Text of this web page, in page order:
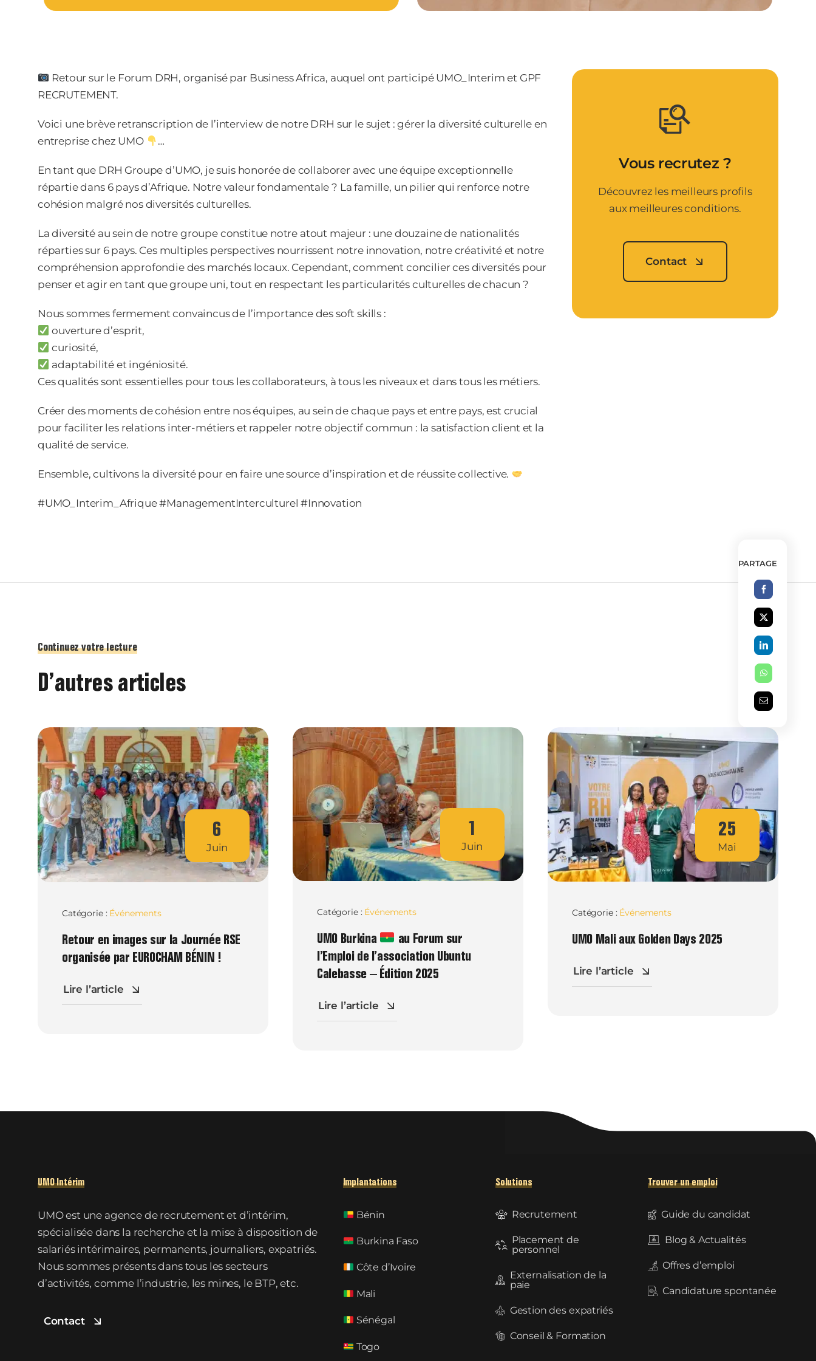
Retour sur le Forum DRH, organisé par Business Africa, auquel ont participé UMO_Interim et GPF
RECRUTEMENT.
Voici une brève retranscription de l’interview de notre DRH sur le sujet : gérer la diversité culturelle en
entreprise chez UMO
…
En tant que DRH Groupe d’UMO, je suis honorée de collaborer avec une équipe exceptionnelle
répartie dans 6 pays d’Afrique. Notre valeur fondamentale ? La famille, un pilier qui renforce notre
cohésion malgré nos diversités culturelles.
La diversité au sein de notre groupe constitue notre atout majeur : une douzaine de nationalités
réparties sur 6 pays. Ces multiples perspectives nourrissent notre innovation, notre créativité et notre
compréhension approfondie des marchés locaux. Cependant, comment concilier ces diversités pour
penser et agir en tant que groupe uni, tout en respectant les particularités culturelles de chacun ?
Nous sommes fermement convaincus de l’importance des soft skills :
ouverture d’esprit,
curiosité,
adaptabilité et ingéniosité.
Ces qualités sont essentielles pour tous les collaborateurs, à tous les niveaux et dans tous les métiers.
Créer des moments de cohésion entre nos équipes, au sein de chaque pays et entre pays, est crucial
pour faciliter les relations inter-métiers et rappeler notre objectif commun : la satisfaction client et la
qualité de service.
Ensemble, cultivons la diversité pour en faire une source d’inspiration et de réussite collective.
#UMO_Interim_Afrique #ManagementInterculturel #Innovation
Vous recrutez ?
Découvrez les meilleurs profils
aux meilleures conditions.
Contact
Continuez votre lecture
D’autres articles
6
Juin
Catégorie : Événements
Retour en images sur la Journée RSE
organisée par EUROCHAM BÉNIN !
Lire l’article
1
Juin
Catégorie : Événements
UMO Burkina
au Forum sur
l’Emploi de l’association Ubuntu
Calebasse – Édition 2025
Lire l’article
25
Mai
Catégorie : Événements
UMO Mali aux Golden Days 2025
Lire l’article
UMO Intérim
UMO est une agence de recrutement et d’intérim,
spécialisée dans la recherche et la mise à disposition de
salariés intérimaires, permanents, journaliers, expatriés.
Nous sommes présents dans tous les secteurs
d’activités, comme l’industrie, les mines, le BTP, etc.
Contact
Implantations
Bénin
Burkina Faso
Côte d’Ivoire
Mali
Sénégal
Togo
Solutions
Recrutement
Placement de
personnel
Externalisation de la
paie
Gestion des expatriés
Conseil & Formation
Trouver un emploi
Guide du candidat
Blog & Actualités
Offres d’emploi
Candidature spontanée
PARTAGE